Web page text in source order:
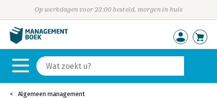
Op werkdagen voor 23:00 besteld, morgen in huis
Algemeen management